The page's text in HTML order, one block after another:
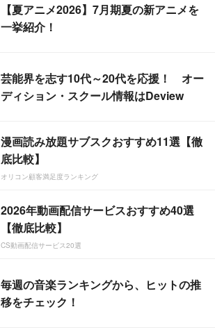
【夏アニメ2026】7月期夏の新アニメを
一挙紹介！
芸能界を志す10代～20代を応援！ オー
ディション・スクール情報はDeview
漫画読み放題サブスクおすすめ11選【徹
底比較】
オリコン顧客満足度ランキング
2026年動画配信サービスおすすめ40選
【徹底比較】
CS動画配信サービス20選
毎週の音楽ランキングから、ヒットの推
移をチェック！